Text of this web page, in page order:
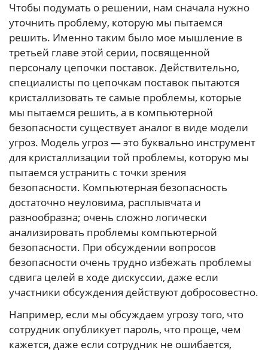
Чтобы подумать о решении, нам сначала нужно
уточнить проблему, которую мы пытаемся
решить. Именно таким было мое мышление в
третьей главе этой серии, посвященной
персоналу цепочки поставок. Действительно,
специалисты по цепочкам поставок пытаются
кристаллизовать те самые проблемы, которые
мы пытаемся решить, а в компьютерной
безопасности существует аналог в виде модели
угроз. Модель угроз — это буквально инструмент
для кристаллизации той проблемы, которую мы
пытаемся устранить с точки зрения
безопасности. Компьютерная безопасность
достаточно неуловима, расплывчата и
разнообразна; очень сложно логически
анализировать проблемы компьютерной
безопасности. При обсуждении вопросов
безопасности очень трудно избежать проблемы
сдвига целей в ходе дискуссии, даже если
участники обсуждения действуют добросовестно.
Например, если мы обсуждаем угрозу того, что
сотрудник опубликует пароль, что проще, чем
кажется, даже если сотрудник не ошибается,